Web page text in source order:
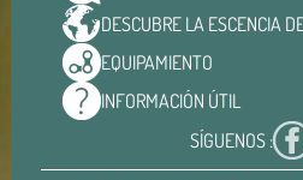
DESCUBRE LA ESCENCIA
EQUIPAMIENTO
INFORMACIÓN ÚTIL
SÍGUENOS :